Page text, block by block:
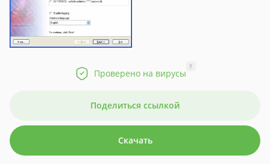
Проверено на вирусы
?
Поделиться ссылкой
Скачать